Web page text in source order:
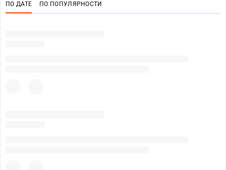
ПО ДАТЕ ПО ПОПУЛЯРНОСТИ